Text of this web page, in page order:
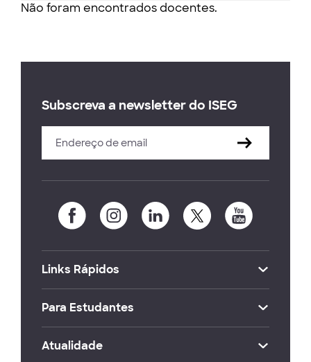
Não foram encontrados docentes.
Subscreva a newsletter do ISEG
Links Rápidos
Para Estudantes
Atualidade